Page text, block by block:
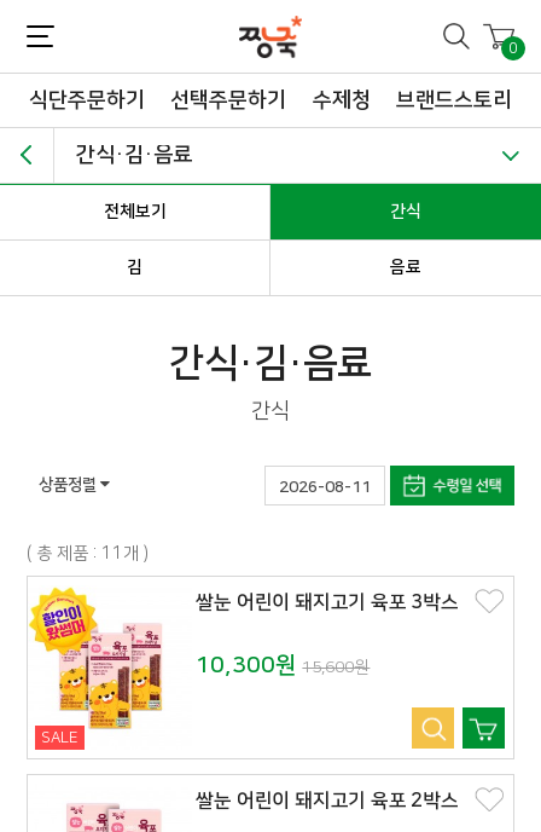
0
식단주문하기 선택주문하기 수제청 브랜드스토리
간식·김·음료
전체보기 간식
김 음료
간식·김·음료
간식
상품정렬 2026-08-11
( 총 제품 : 11개 )
SALE
쌀눈 어린이 돼지고기 육포 3박스
10,300원15,600원
쌀눈 어린이 돼지고기 육포 2박스